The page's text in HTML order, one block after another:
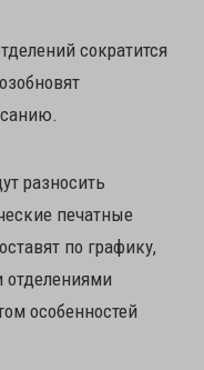
сократится
разносить
печатные
по графику,
отделениями
особенностей